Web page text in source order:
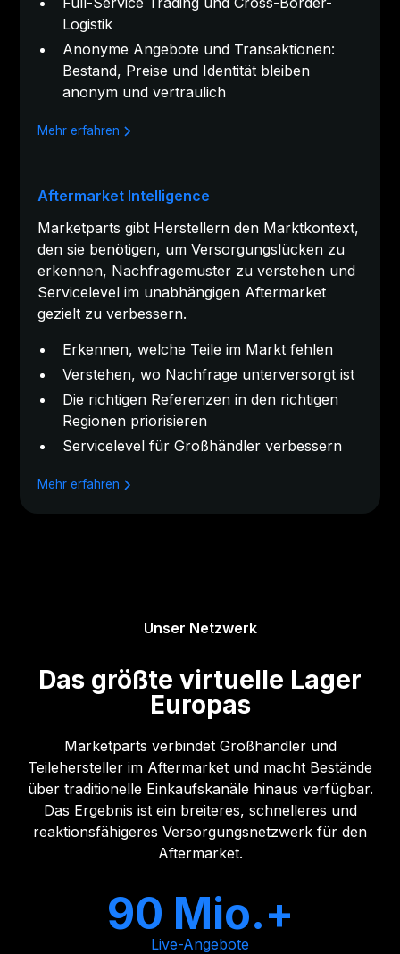
Logistik
Anonyme Angebote und Transaktionen:
Bestand, Preise und Identität bleiben
anonym und vertraulich
Mehr erfahren
Aftermarket Intelligence
Marketparts gibt Herstellern den Marktkontext,
den sie benötigen, um Versorgungslücken zu
erkennen, Nachfragemuster zu verstehen und
Servicelevel im unabhängigen Aftermarket
gezielt zu verbessern.
Erkennen, welche Teile im Markt fehlen
Verstehen, wo Nachfrage unterversorgt ist
Die richtigen Referenzen in den richtigen
Regionen priorisieren
Servicelevel für Großhändler verbessern
Mehr erfahren
Unser Netzwerk
Das größte virtuelle Lager
Europas
Marketparts verbindet Großhändler und
Teilehersteller im Aftermarket und macht Bestände
über traditionelle Einkaufskanäle hinaus verfügbar.
Das Ergebnis ist ein breiteres, schnelleres und
reaktionsfähigeres Versorgungsnetzwerk für den
Aftermarket.
90 Mio.+
Live-Angebote